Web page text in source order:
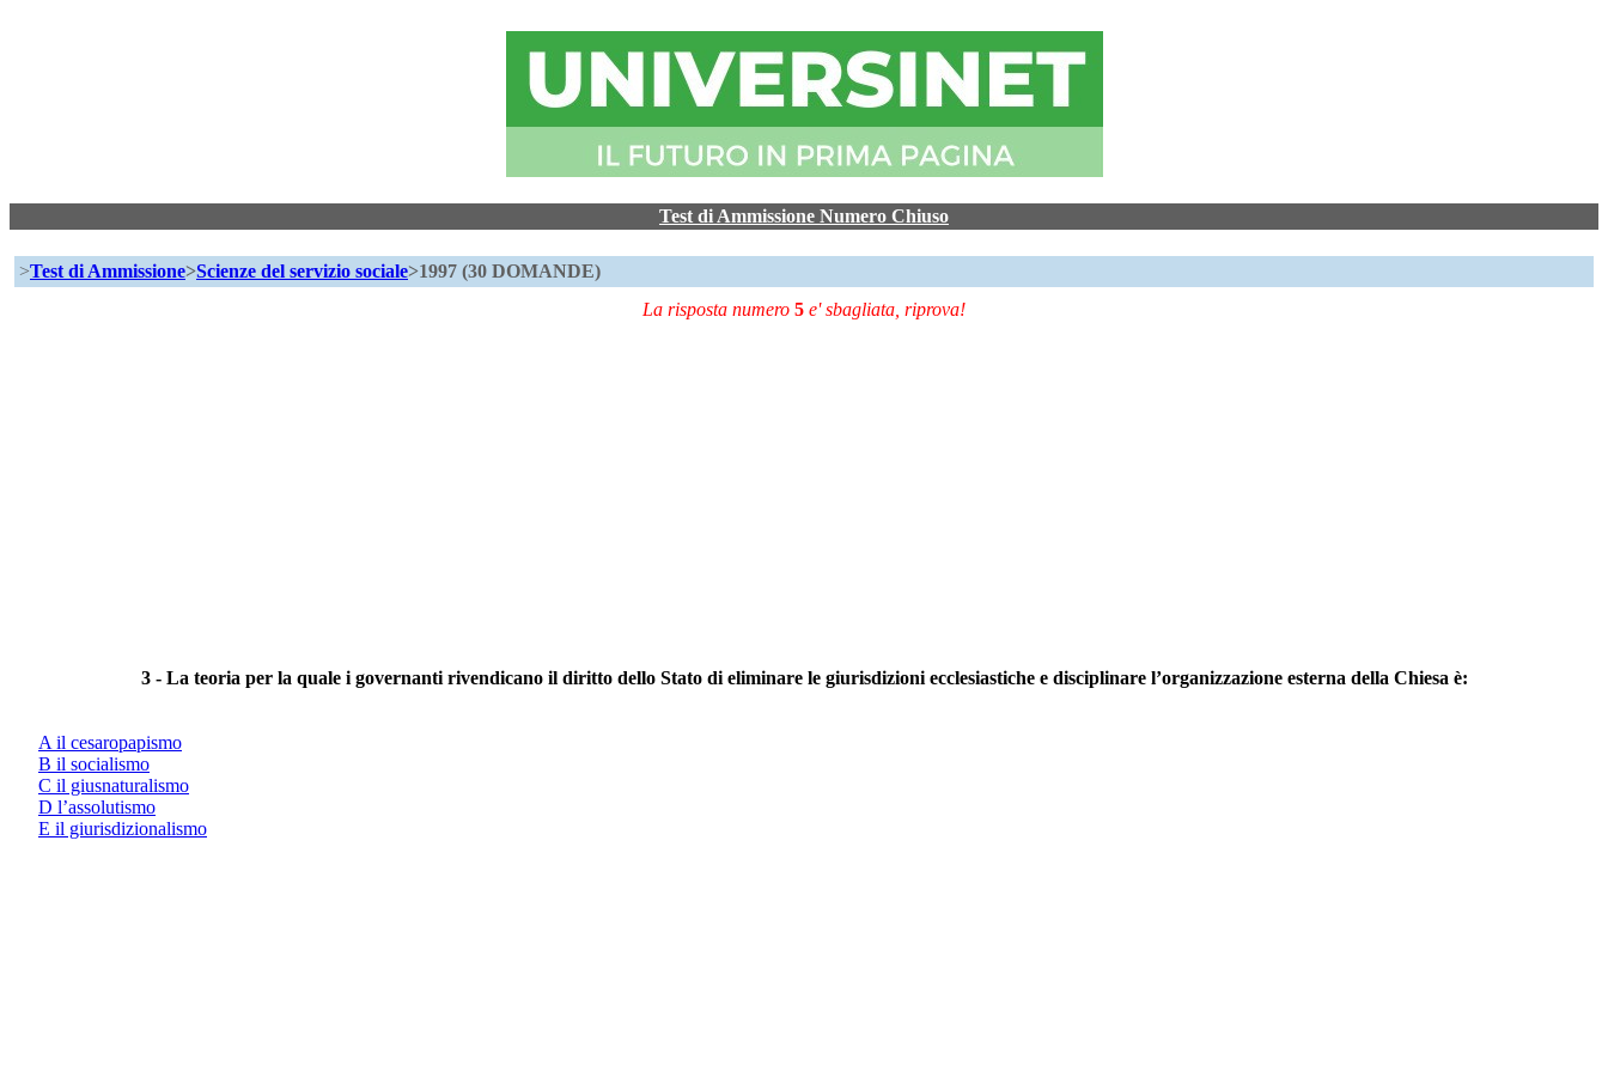
Test di Ammissione Numero Chiuso
>Test di Ammissione>Scienze del servizio sociale>1997 (30 DOMANDE)
La risposta numero 5 e' sbagliata, riprova!
3 - La teoria per la quale i governanti rivendicano il diritto dello Stato di eliminare le giurisdizioni ecclesiastiche e disciplinare l’organizzazione esterna della Chiesa è:
A il cesaropapismo
B il socialismo
C il giusnaturalismo
D l’assolutismo
E il giurisdizionalismo